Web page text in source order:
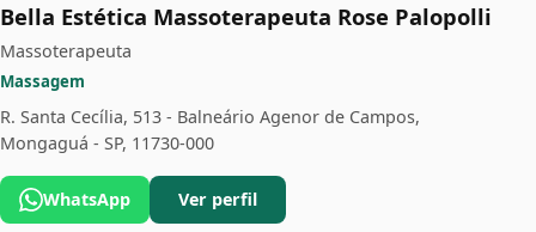
Bella Estética Massoterapeuta Rose Palopolli
Massoterapeuta
Massagem
R. Santa Cecília, 513 - Balneário Agenor de Campos,
Mongaguá - SP, 11730-000
WhatsApp Ver perfil